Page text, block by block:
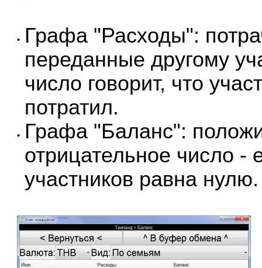
•
Графа "Расходы":
переданные другому
число говорит, что
потратил.
•
Графа "Баланс":
отрицательное число
участников равна нулю.